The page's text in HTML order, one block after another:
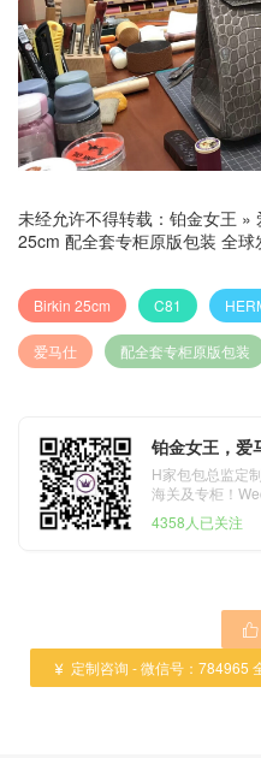
未经允许不得转载： 铂金女王 »
25cm 配全套专柜原版包装 全
Birkin 25cm C81
爱马仕 配全套专柜原版包装
铂金女王，爱
H家包包总监定
海关及专柜！
4358人已关注

 定制咨询 - 微信号：784965